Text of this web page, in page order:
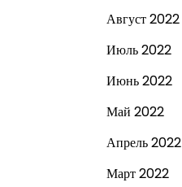
Август 2022
Июль 2022
Июнь 2022
Май 2022
Апрель 2022
Март 2022